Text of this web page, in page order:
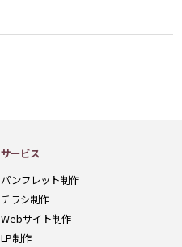
サービス
パンフレット制作
チラシ制作
Webサイト制作
LP制作